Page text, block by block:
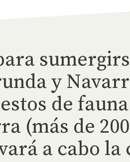
y
de fauna
(más de
a cabo